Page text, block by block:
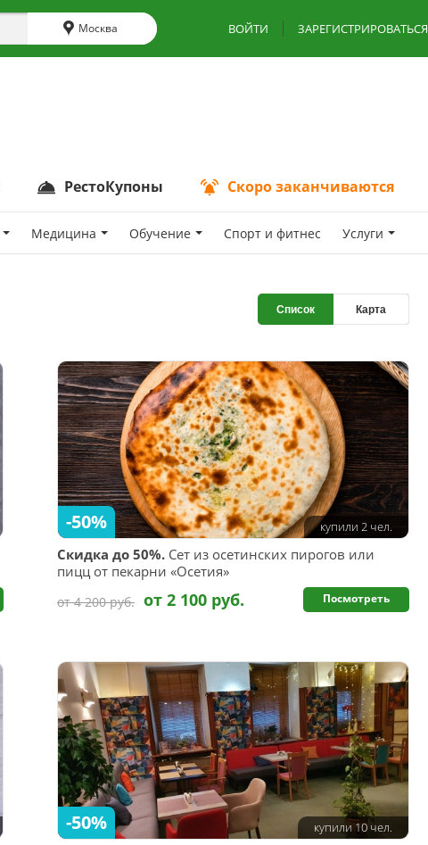
Москва ВОЙТИ ЗАРЕГИСТРИРОВАТЬСЯ
РестоКупоны Скоро заканчиваются
Медицина Обучение Спoрт и фитнес Услуги
Список Карта
Скидка до 50%. Сет из осетинских пирогов или
пицц от пекарни «Осетия»
-50% купили 2 чел.
от 4 200 руб. от 2 100 руб. Посмотреть
-50% купили 10 чел.